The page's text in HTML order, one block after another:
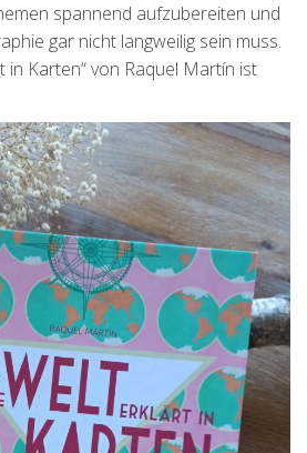
spannend aufzubereiten und
gar nicht langweilig sein muss.
in Karten“ von Raquel Martín ist